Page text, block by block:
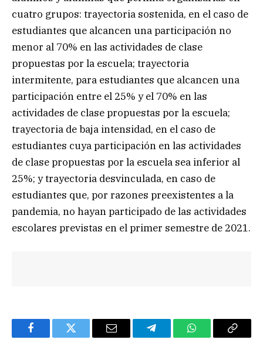
cuatro grupos: trayectoria sostenida, en el caso de
estudiantes que alcancen una participación no
menor al 70% en las actividades de clase
propuestas por la escuela; trayectoria
intermitente, para estudiantes que alcancen una
participación entre el 25% y el 70% en las
actividades de clase propuestas por la escuela;
trayectoria de baja intensidad, en el caso de
estudiantes cuya participación en las actividades
de clase propuestas por la escuela sea inferior al
25%; y trayectoria desvinculada, en caso de
estudiantes que, por razones preexistentes a la
pandemia, no hayan participado de las actividades
escolares previstas en el primer semestre de 2021.
FacebookTwitter Email TelegramWhatsAppCopy